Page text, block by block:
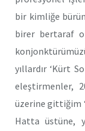
bir kimliğe
birer bertaraf
yıllardır ‘Kürt
eleştirmenler,
üzerine gittiğim
Hatta üstüne,